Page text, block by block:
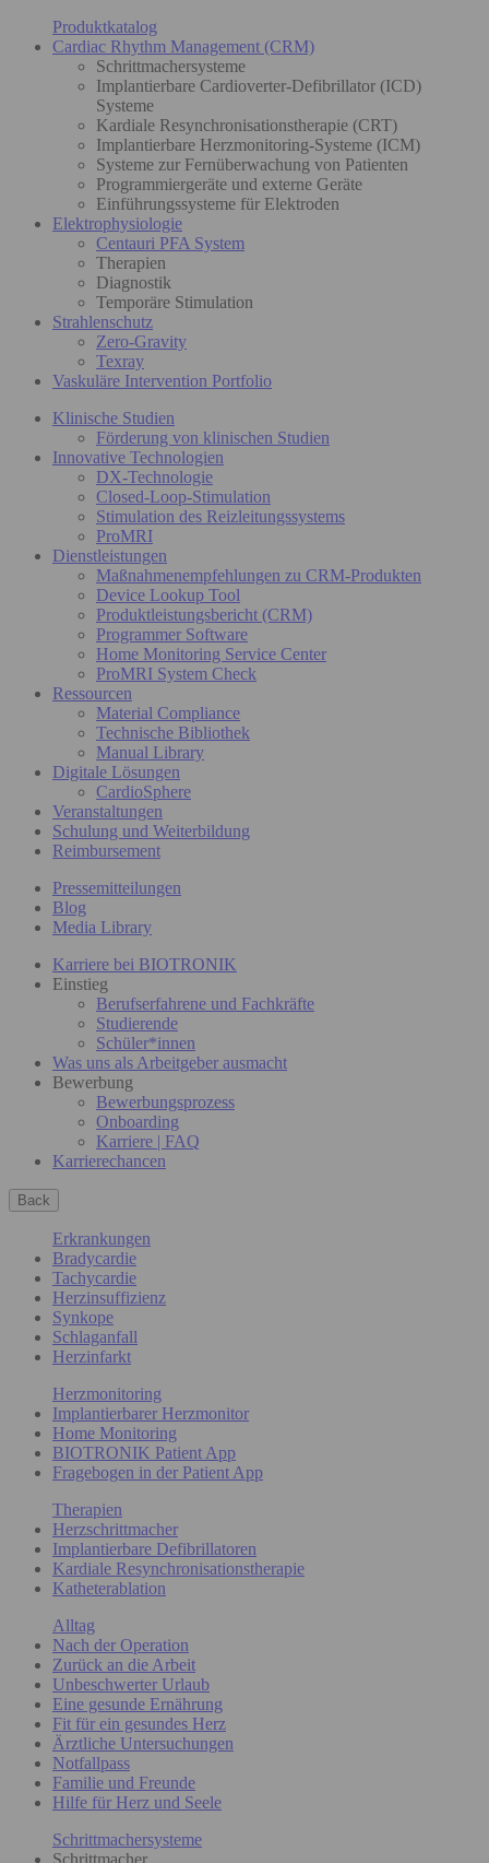
Produktkatalog
Cardiac Rhythm Management (CRM)
Schrittmachersysteme
Implantierbare Cardioverter-Defibrillator (ICD)
Systeme
Kardiale Resynchronisationstherapie (CRT)
Implantierbare Herzmonitoring-Systeme (ICM)
Systeme zur Fernüberwachung von Patienten
Programmiergeräte und externe Geräte
Einführungssysteme für Elektroden
Elektrophysiologie
Centauri PFA System
Therapien
Diagnostik
Temporäre Stimulation
Strahlenschutz
Zero-Gravity
Texray
Vaskuläre Intervention Portfolio
Klinische Studien
Förderung von klinischen Studien
Innovative Technologien
DX-Technologie
Closed-Loop-Stimulation
Stimulation des Reizleitungssystems
ProMRI
Dienstleistungen
Maßnahmenempfehlungen zu CRM-Produkten
Device Lookup Tool
Produktleistungsbericht (CRM)
Programmer Software
Home Monitoring Service Center
ProMRI System Check
Ressourcen
Material Compliance
Technische Bibliothek
Manual Library
Digitale Lösungen
CardioSphere
Veranstaltungen
Schulung und Weiterbildung
Reimbursement
Pressemitteilungen
Blog
Media Library
Karriere bei BIOTRONIK
Einstieg
Berufserfahrene und Fachkräfte
Studierende
Schüler*innen
Was uns als Arbeitgeber ausmacht
Bewerbung
Bewerbungsprozess
Onboarding
Karriere | FAQ
Karrierechancen
Back
Erkrankungen
Bradycardie
Tachycardie
Herzinsuffizienz
Synkope
Schlaganfall
Herzinfarkt
Herzmonitoring
Implantierbarer Herzmonitor
Home Monitoring
BIOTRONIK Patient App
Fragebogen in der Patient App
Therapien
Herzschrittmacher
Implantierbare Defibrillatoren
Kardiale Resynchronisationstherapie
Katheterablation
Alltag
Nach der Operation
Zurück an die Arbeit
Unbeschwerter Urlaub
Eine gesunde Ernährung
Fit für ein gesundes Herz
Ärztliche Untersuchungen
Notfallpass
Familie und Freunde
Hilfe für Herz und Seele
Schrittmachersysteme
Schrittmacher